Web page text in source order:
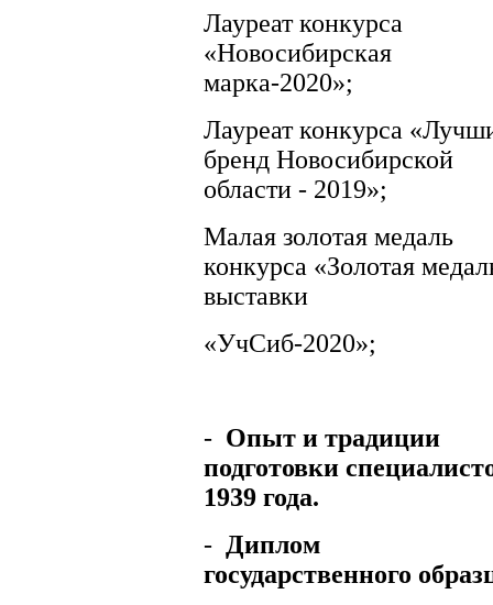
Лауреат конкурса
«Новосибирская
марка-2020»;
Лауреат конкурса
бренд Новосибирской
области - 2019»;
Малая золотая медаль
конкурса «Золотая
выставки
«УчСиб-2020»;
- Опыт и традиции
подготовки
1939 года.
- Диплом
государственного